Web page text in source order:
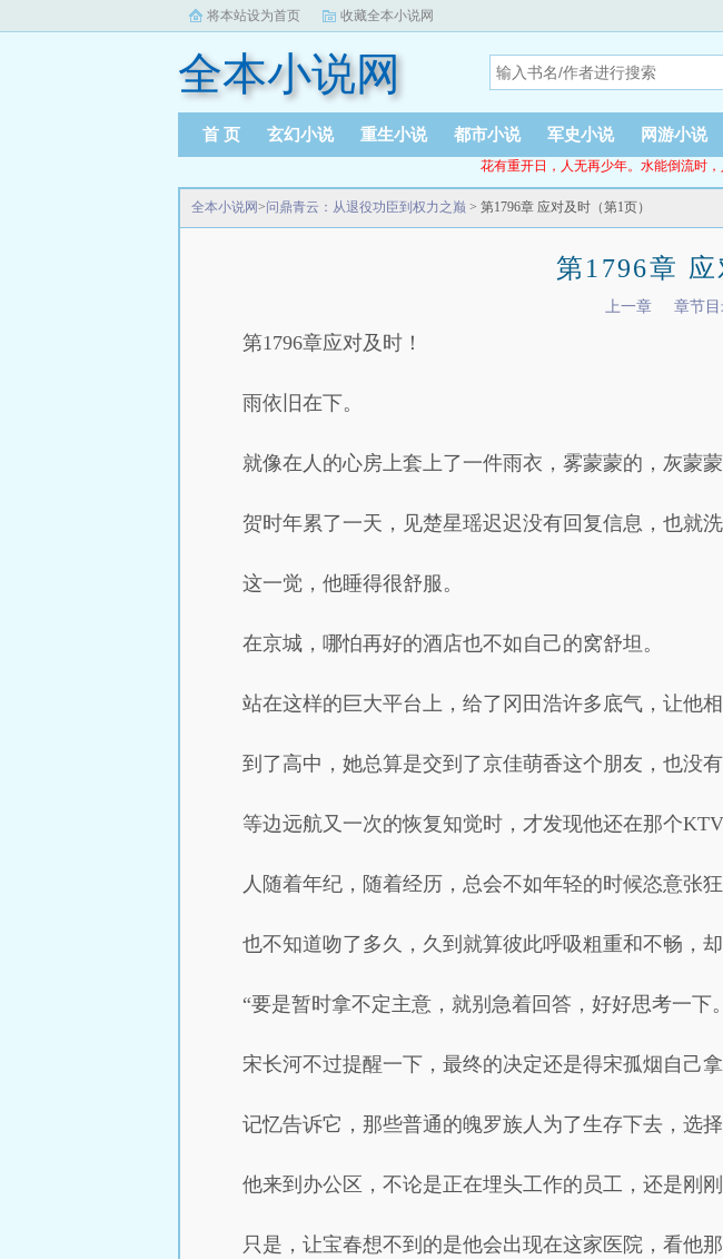
将本站设为首页 收藏全本小说网
全本小说网
首 页 玄幻小说 重生小说 都市小说 军史小说 网游小说
花有重开日，人无再少年。水能倒流时，
全本小说网>问鼎青云：从退役功臣到权力之巅 > 第1796章 应对及时（第1页）
第1796章 应
上一章 章节
第1796章应对及时！
雨依旧在下。
就像在人的心房上套上了一件雨衣，雾蒙蒙的，灰蒙蒙
贺时年累了一天，见楚星瑶迟迟没有回复信息，也就洗
这一觉，他睡得很舒服。
在京城，哪怕再好的酒店也不如自己的窝舒坦。
站在这样的巨大平台上，给了冈田浩许多底气，让他
到了高中，她总算是交到了京佳萌香这个朋友，也没
等边远航又一次的恢复知觉时，才发现他还在那个KTV
人随着年纪，随着经历，总会不如年轻的时候恣意张
也不知道吻了多久，久到就算彼此呼吸粗重和不畅，却
“要是暂时拿不定主意，就别急着回答，好好思考一下
宋长河不过提醒一下，最终的决定还是得宋孤烟自己拿
记忆告诉它，那些普通的魄罗族人为了生存下去，选
他来到办公区，不论是正在埋头工作的员工，还是刚
只是，让宝春想不到的是他会出现在这家医院，看他